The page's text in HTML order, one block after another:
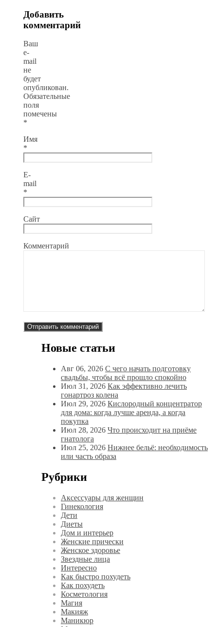
Добавить
комментарий
Ваш
e-
mail
не
будет
опубликован.
Обязательные
поля
помечены
*
Имя
*
E-
mail
*
Сайт
Комментарий
Новые статьи
Авг 06, 2026 С чего начать подготовку
свадьбы, чтобы всё прошло спокойно
Июл 31, 2026 Как эффективно лечить
гонартроз колена
Июл 29, 2026 Кислородный концентратор
для дома: когда лучше аренда, а когда
покупка
Июл 28, 2026 Что происходит на приёме
гнатолога
Июл 25, 2026 Нижнее бельё: необходимость
или часть образа
Рубрики
Аксессуары для женщин
Гинекология
Дети
Диеты
Дом и интерьер
Женские прически
Женское здоровье
Звездные лица
Интересно
Как быстро похудеть
Как похудеть
Косметология
Магия
Макияж
Маникюр